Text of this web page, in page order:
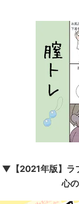
▼【2021年版】ラ
心